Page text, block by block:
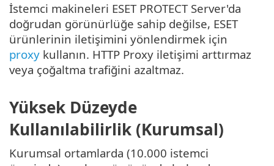
İstemci makineleri ESET PROTECT Server'da
doğrudan görünürlüğe sahip değilse, ESET
ürünlerinin iletişimini yönlendirmek için
proxy kullanın. HTTP Proxy iletişimi arttırmaz
veya çoğaltma trafiğini azaltmaz.
Yüksek Düzeyde
Kullanılabilirlik (Kurumsal)
Kurumsal ortamlarda (10.000 istemci